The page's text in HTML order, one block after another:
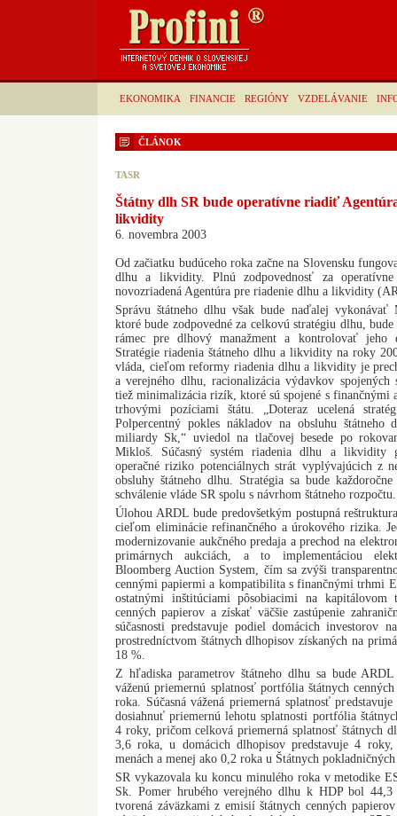
EKONOMIKA FINANCIE REGIÓNY VZDELÁVANIE
ČLÁNOK
TASR
Štátny dlh SR bude operatívne riadiť
likvidity
6. novembra 2003
Od začiatku budúceho roka začne na Slovensku
dlhu a likvidity. Plnú zodpovednosť za
novozriadená Agentúra pre riadenie dlhu a likvidity
Správu štátneho dlhu však bude naďalej
ktoré bude zodpovedné za celkovú stratégiu dlhu,
rámec pre dlhový manažment a kontrolovať jeho
Stratégie riadenia štátneho dlhu a likvidity na roky
vláda, cieľom reformy riadenia dlhu a likvidity je
a verejného dlhu, racionalizácia výdavkov
tiež minimalizácia rizík, ktoré sú spojené s finančnými
trhovými pozíciami štátu. „Doteraz ucelená
Polpercentný pokles nákladov na obsluhu štátneho
miliardy Sk,“ uviedol na tlačovej besede po
Mikloš. Súčasný systém riadenia dlhu a likvidity
operačné riziko potenciálnych strát vyplývajúcich z
obsluhy štátneho dlhu. Stratégia sa bude
schválenie vláde SR spolu s návrhom štátneho rozpočtu.
Úlohou ARDL bude predovšetkým postupná
cieľom eliminácie refinančného a úrokového rizika.
modernizovanie aukčného predaja a prechod na
primárnych aukciách, a to implementáciou
Bloomberg Auction System, čím sa zvýši
cennými papiermi a kompatibilita s finančnými trhmi
ostatnými inštitúciami pôsobiacimi na
cenných papierov a získať väčšie zastúpenie
súčasnosti predstavuje podiel domácich investorov
prostredníctvom štátnych dlhopisov získaných na
18 %.
Z hľadiska parametrov štátneho dlhu sa bude
váženú priemernú splatnosť portfólia štátnych
roka. Súčasná vážená priemerná splatnosť
dosiahnuť priemernú lehotu splatnosti portfólia
4 roky, pričom celková priemerná splatnosť štátnych
3,6 roka, u domácich dlhopisov predstavuje 4
menách a menej ako 0,2 roka u Štátnych
SR vykazovala ku koncu minulého roka v metodike
Sk. Pomer hrubého verejného dlhu k HDP bol
tvorená záväzkami z emisií štátnych cenných